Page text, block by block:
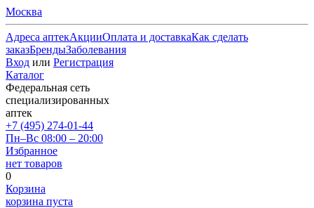
Москва
Адреса аптекАкцииОплата и доставкаКак сделать
заказБрендыЗаболевания
Вход или Регистрация
Каталог
Федеральная сеть
специализированных
аптек
+7 (495) 274-01-44
Пн–Вс 08:00 – 20:00
Избранное
нет товаров
0
Корзина
корзина пуста